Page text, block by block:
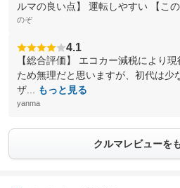
ルマの良い点】 運転しやすい 【こ
のぞ
4.1
【総合評価】 エコカー減税により
ため無理だと思いますが、初代は少
ザ...
もっと見る
yanma
クルマレビューを